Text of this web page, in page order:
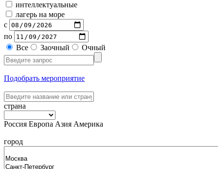
интеллектуальные
лагерь на море
с
по
Все
Заочный Очный
Подобрать мероприятие
страна
Россия Европа Азия Америка
город